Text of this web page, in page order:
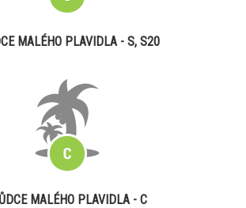
MALÉHO PLAVIDLA - S, S20
MALÉHO PLAVIDLA - C